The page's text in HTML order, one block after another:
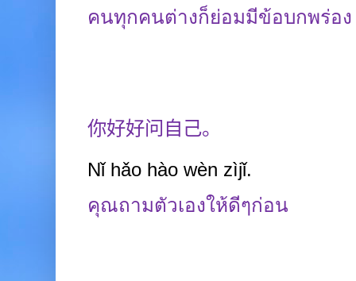
คนทุกคนต่างก็ย่อมมีข้อบกพร่อง
你好好问自己。
Nǐ hǎo hào wèn zìjǐ.
คุณถามตัวเองให้ดีๆก่อน